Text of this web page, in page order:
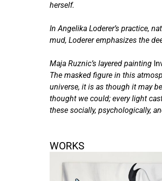
herself.
In Angelika Loderer’s practice,
mud, Loderer emphasizes the
Maja Ruznic’s layered painting
The masked figure in this
universe, it is as though it may
thought we could; every light
these socially, psychologically,
WORKS